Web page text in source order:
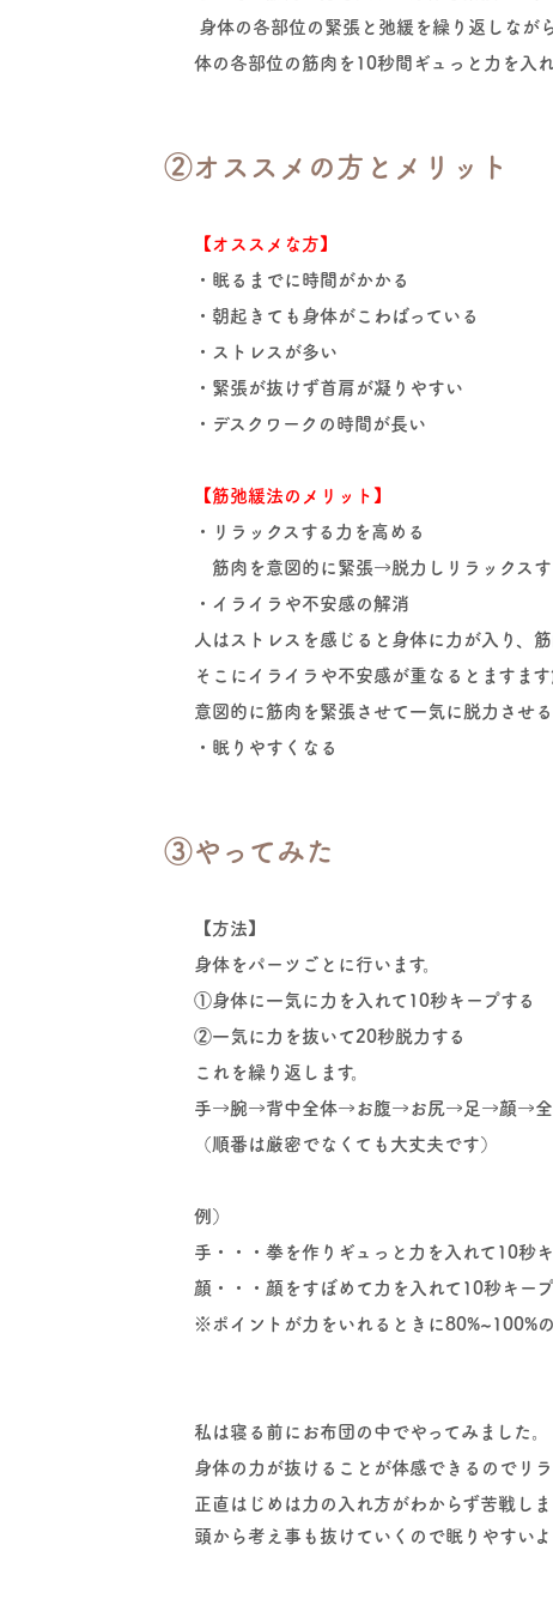
身体の各部位の緊張と弛緩を繰り返しなが
体の各部位の筋肉を10秒間ギュっと力を入
②オススメの方とメリット​
【オススメな方】
・眠るまでに時間がかかる
・朝起きても身体がこわばっている
・ストレスが多い
・緊張が抜けず首肩が凝りやすい
・デスクワークの時間が長い
【筋弛緩法のメリット】
・リラックスする力を高める
筋肉を意図的に緊張→脱力しリラックスす
・イライラや不安感の解消
人はストレスを感じると身体に力が入り、
そこにイライラや不安感が重なるとますます
意図的に筋肉を緊張させて一気に脱力させ
・眠りやすくなる
③やってみた
【方法】
身体をパーツごとに行います。
①身体に一気に力を入れて10秒キープする
②一気に力を抜いて20秒脱力する
これを繰り返します。
手→腕→背中全体→お腹→お尻→足→顔→全身
（順番は厳密でなくても大丈夫です）
例）
手・・・拳を作りギュっと力を入れて10秒
顔・・・顔をすぼめて力を入れて10秒キー
※ポイントが力をいれるときに80%~100%
私は寝る前にお布団の中でやってみました。
身体の力が抜けることが体感できるのでリ
正直はじめは力の入れ方がわからず苦戦し
頭から考え事も抜けていくので眠りやすいよ